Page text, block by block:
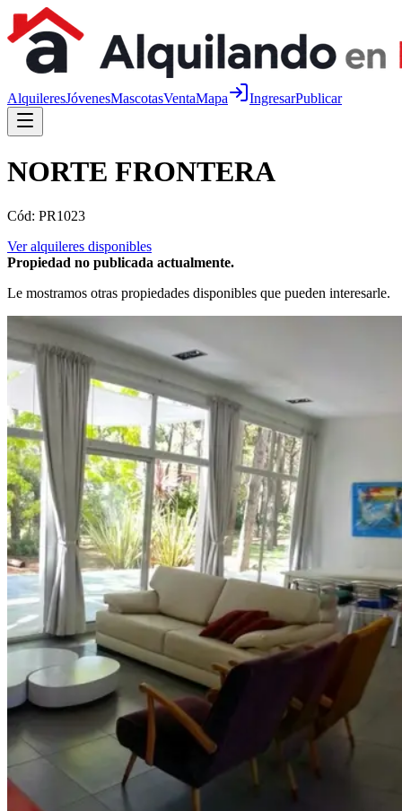
AlquileresJóvenesMascotasVentaMapa IngresarPublicar
NORTE FRONTERA
Cód: PR1023
Ver alquileres disponibles
Propiedad no publicada actualmente.
Le mostramos otras propiedades disponibles que pueden interesarle.